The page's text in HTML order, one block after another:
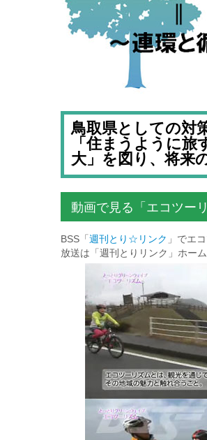
鳥取県としての対
「住まうように
大」を図り、将来
動画で見る「エコツーリ
BSS「 週刊とり☆リンク 」でエ
放送は「週刊とりリンク」ホー